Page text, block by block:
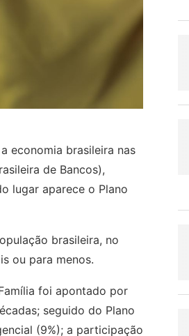
economia brasileira nas
de Bancos),
lugar aparece o Plano
brasileira, no
ou para menos.
foi apontado por
seguido do Plano
(9%); a participação